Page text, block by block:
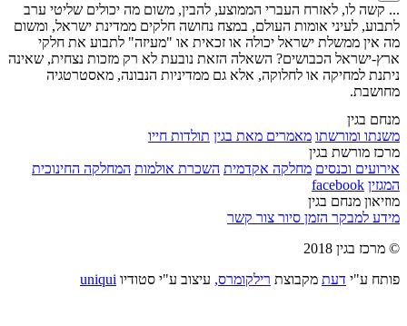
... קשה לו, לאזרח העברי הממוצע, להבין, משום מה יכולים שליטי ערב
לתבוע, לעיני אומות העולם, במצח נחושה חלקים ממדינת ישראל, ומשום
מה אין ממשלת ישראל יכולה או זכאית או "מעיזה" לתבוע את חלקי
ארץ-ישראל הכבושים? השאלה הזאת נובעת לא רק מזכות נצחית, שאינה
ניתנת למחיקה או לחלוקה, אלא גם ממדיניות הנבונה, מאסטרטגיה
מחושבת.
מנחם בגין
משנתו ומורשתו מאמרים מאת בגין תולדות חייו
מרכז מורשת בגין
אירועים וכנסים מחלקה אקדמית השכרת אולמות המחלקה החינוכית
המגזין facebook
מוזיאון מנחם בגין
מידע למבקר הזמן סיור צור קשר
© מרכז בגין 2018
פותח ע"י דעת מקבוצת רילקומרס, עיצוב ע"י סטודיו uniqui